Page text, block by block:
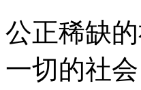
公正稀缺
一切的社